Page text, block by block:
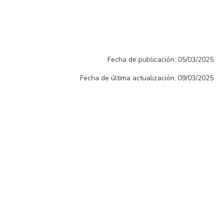
Fecha de publicación: 05/03/2025
Fecha de última actualización: 09/03/2025